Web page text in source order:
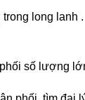
long lanh
số lượng